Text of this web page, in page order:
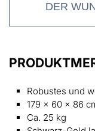
DER
Robustes und
179 x 60 x 86
Ca. 25 kg